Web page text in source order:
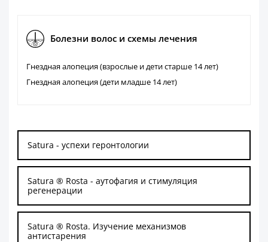
Болезни волос и схемы лечения
Гнездная алопеция (взрослые и дети старше 14 лет)
Гнездная алопеция (дети младше 14 лет)
Satura - успехи геронтологии
Satura ® Rosta - аутофагия и стимуляция
регенерации
Satura ® Rosta. Изучение механизмов
антистарения